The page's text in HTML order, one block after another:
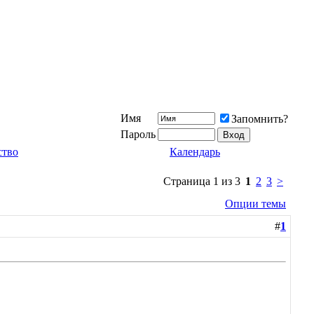
Имя
Запомнить?
Пароль
Календарь
Страница 1 из 3 1 2 3 >
Опции темы
#1